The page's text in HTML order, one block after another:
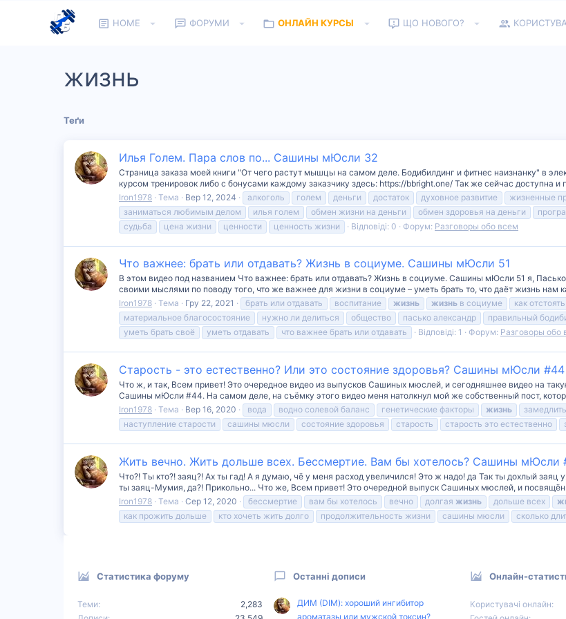
HOME ФОРУМИ ОНЛАЙН КУРСЫ ЩО НОВОГО?
жизнь
Теґи
Илья Голем. Пара слов по... Сашины мЮсли 32
Страница заказа моей книги "От чего растут мышцы на самом деле. Бодибилдинг и фитнес наизнанку" в
курсом тренировок либо с бонусами каждому заказчику здесь: https://bbright.one/ Так же сейчас доступна и
Iron1978 Тема Вер 12, 2024 алкоголь голем деньги достаток духовное развитие жизненные
заниматься любимым делом
илья голем обмен жизни на деньги обмен здоровья на деньги
судьба
цена жизни ценности ценность жизни Відповіді: 0 Форум: Разговоры обо всем
Что важнее: брать или отдавать? Жизнь в социуме. Сашины мЮсли 51
В этом видео под названием Что важнее: брать или отдавать? Жизнь в социуме. Сашины мЮсли 51 я,
своими мыслями по поводу того, что же важнее для жизни в социуме – уметь брать то, что даёт жизнь нам
Iron1978 Тема Гру 22, 2021 брать или отдавать воспитание жизнь жизнь в социуме как
материальное благосостояние
нужно ли делиться общество пасько александр правильный
уметь брать своё
уметь отдавать что важнее брать или отдавать Відповіді: 1 Форум: Разговоры обо
Старость - это естественно? Или это состояние здоровья? Сашины мЮсли #44
Что ж, и так, Всем привет! Это очередное видео из выпусков Сашиных мюслей, и сегодняшнее видео на
Сашины мЮсли #44. На самом деле, на съёмку этого видео меня натолкнул мой же собственный пост,
Iron1978 Тема Вер 16, 2020 вода водно солевой баланс генетические факторы жизнь
наступление старости
сашины мюсли состояние здоровья старость старость это естественно
Жить вечно. Жить дольше всех. Бессмертие. Вам бы хотелось? Сашины мЮсли
Что?! Ты кто?! заяц?! Ах ты гад! А я думаю, чё у меня расход увеличился! Это ж надо! да Так ты дохлый заяц
ты заяц-Мумия, да?! Прикольно... Что же, Всем привет! Это очередной выпуск Сашиных мюслей, и посвящён
Iron1978 Тема Сер 12, 2020 бессмертие вам бы хотелось вечно долгая жизнь дольше всех
как прожить дольше
кто хочеть жить долго продолжительность жизни сашины мюсли сколько
Статистика форуму
Теми
2,283
Останні дописи
ДИМ (DIM): хороший ингибитор
ароматазы или мужской токсин?
Онлайн-
Користувачі онлайн